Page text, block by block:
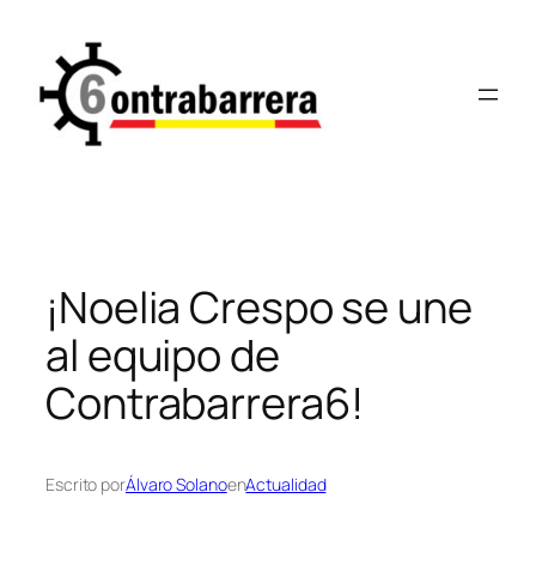
contenido
¡Noelia Crespo se une
al equipo de
Contrabarrera6!
Escrito porÁlvaro SolanoenActualidad